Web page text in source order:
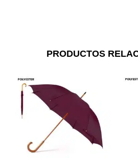
PRODUCTOS